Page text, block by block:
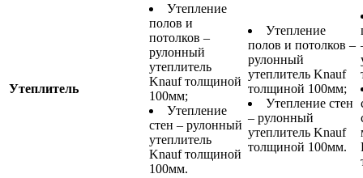
Утеплитель
Утепление
полов и
потолков –
рулонный
утеплитель
Knauf толщиной
100мм;
Утепление
стен – рулонный
утеплитель
Knauf толщиной
100мм.
Утепление
полов и потолков –
рулонный
утеплитель Knauf
толщиной 100мм;
Утепление стен
– рулонный
утеплитель Knauf
толщиной 100мм.